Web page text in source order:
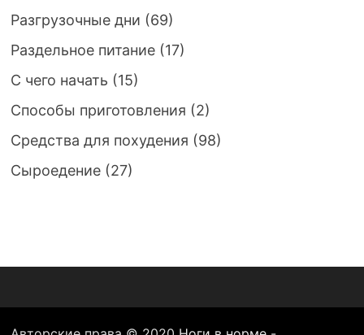
Разгрузочные дни (69)
Раздельное питание(17)
С чего начать (15)
Способы приготовления (2)
Средства для похудения (98)
Сыроедение(27)